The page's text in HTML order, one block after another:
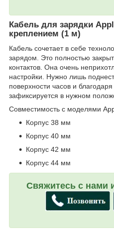
Кабель для зарядки
креплением (1 м)
Кабель сочетает в себе
зарядом. Это полностью
контактов. Она очень
настройки. Нужно лишь
поверхности часов и
зафиксируется в нужном
Совместимость с моделями
Корпус 38 мм
Корпус 40 мм
Корпус 42 мм
Корпус 44 мм
Свяжитесь с нами